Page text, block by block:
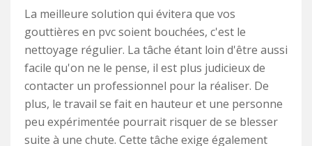
La meilleure solution qui évitera que vos
gouttières en pvc soient bouchées, c'est le
nettoyage régulier. La tâche étant loin d'être aussi
facile qu'on ne le pense, il est plus judicieux de
contacter un professionnel pour la réaliser. De
plus, le travail se fait en hauteur et une personne
peu expérimentée pourrait risquer de se blesser
suite à une chute. Cette tâche exige également